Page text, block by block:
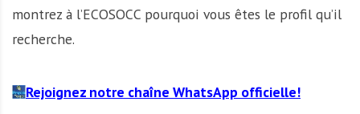
montrez à l’ECOSOCC pourquoi vous êtes le profil qu’il
recherche.
Rejoignez notre chaîne WhatsApp officielle!